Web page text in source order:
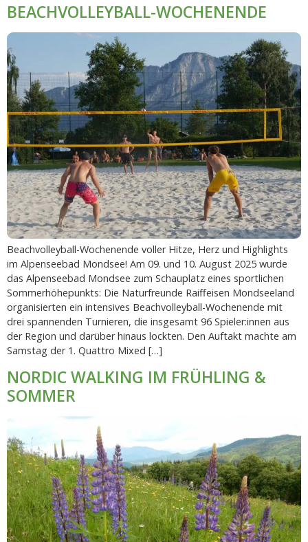
BEACHVOLLEYBALL-WOCHENENDE
Beachvolleyball-Wochenende voller Hitze, Herz und Highlights
im Alpenseebad Mondsee! Am 09. und 10. August 2025 wurde
das Alpenseebad Mondsee zum Schauplatz eines sportlichen
Sommerhöhepunkts: Die Naturfreunde Raiffeisen Mondseeland
organisierten ein intensives Beachvolleyball-Wochenende mit
drei spannenden Turnieren, die insgesamt 96 Spieler:innen aus
der Region und darüber hinaus lockten. Den Auftakt machte am
Samstag der 1. Quattro Mixed […]
NORDIC WALKING IM FRÜHLING &
SOMMER